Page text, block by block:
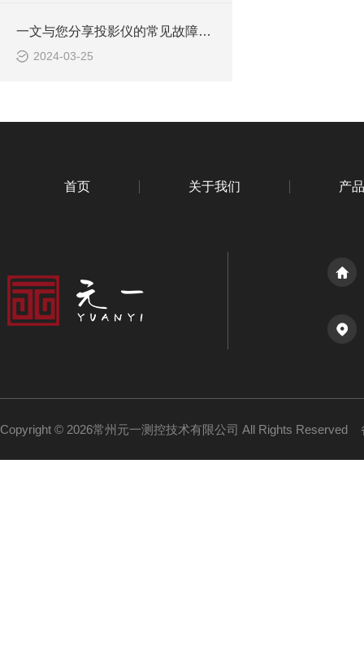
一文与您分享投影仪的常见故障相应解决方法
2024-03-25
首页 关于我们 产
Copyright © 2026常州元一测控技术有限公司 All Rights Reserved